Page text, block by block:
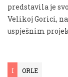
predstavila je
Velikoj Gorici,
uspješnim
I ORLE